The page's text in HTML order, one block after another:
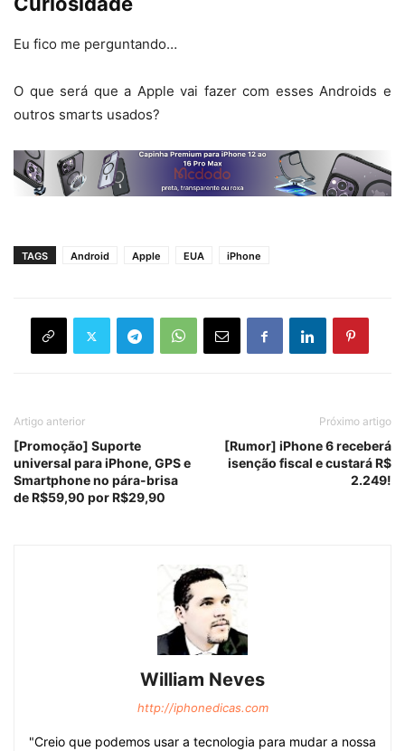
Eu fico me perguntando…
O que será que a Apple vai fazer com esses Androids e
outros smarts usados?
TAGS Android Apple EUA iPhone
Artigo anterior
[Promoção] Suporte
universal para iPhone, GPS e
Smartphone no pára-brisa
de R$59,90 por R$29,90
Próximo artigo
[Rumor] iPhone 6 receberá
isenção fiscal e custará R$
2.249!
William Neves
http://iphonedicas.com
"Creio que podemos usar a tecnologia para mudar a nossa